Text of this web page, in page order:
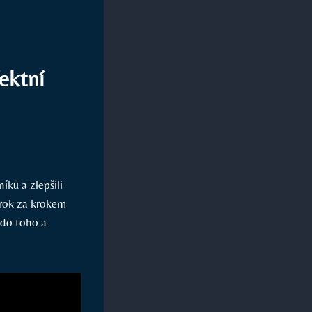
a zlepšili
za krokem
toho a